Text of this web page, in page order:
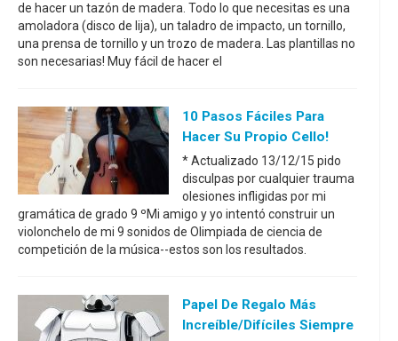
de hacer un tazón de madera. Todo lo que necesitas es una
amoladora (disco de lija), un taladro de impacto, un tornillo,
una prensa de tornillo y un trozo de madera. Las plantillas no
son necesarias! Muy fácil de hacer el
10 Pasos Fáciles Para
Hacer Su Propio Cello!
* Actualizado 13/12/15 pido
disculpas por cualquier trauma
olesiones infligidas por mi
gramática de grado 9 ºMi amigo y yo intentó construir un
violonchelo de mi 9 sonidos de Olimpiada de ciencia de
competición de la música--estos son los resultados.
Papel De Regalo Más
Increíble/difíciles Siempre